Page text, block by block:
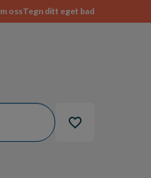
ossTegn ditt eget bad